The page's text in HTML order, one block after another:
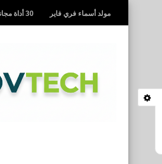
مولد أسماء فري فاير 30 أداة مجانية عبر الإنترنت